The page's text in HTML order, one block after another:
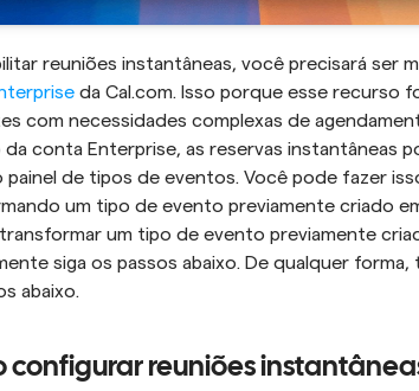
reuniões instantâneas, você precisará ser
da Cal.com. Isso porque esse recurso
com necessidades complexas de
da conta Enterprise, as reservas instantâneas
painel de tipos de eventos. Você pode fazer
um tipo de evento previamente criado
um tipo de evento previamente
siga os passos abaixo. De qualquer
abaixo.
configurar reuniões